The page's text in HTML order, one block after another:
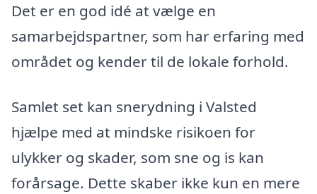
Det er en god idé at vælge en
samarbejdspartner, som har erfaring med
området og kender til de lokale forhold.
Samlet set kan snerydning i Valsted
hjælpe med at mindske risikoen for
ulykker og skader, som sne og is kan
forårsage. Dette skaber ikke kun en mere